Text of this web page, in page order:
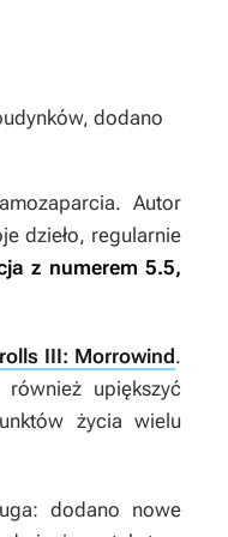
dodano
Autor
dzieło, regularnie
z numerem 5.5,
III: Morrowind.
upiększyć
życia wielu
dodano nowe